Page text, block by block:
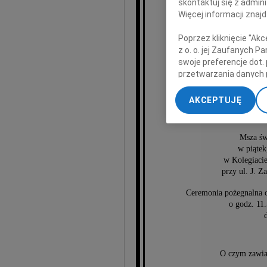
Msza
w
w
przy ul. J.
Ceremonia
o godz.
O czym
skontaktuj się z
Więcej informacji
Poprzez kliknięcie
z o. o. jej Zaufanych
swoje preferencje dot.
przetwarzania danych
„Ustawienia
My, nasi Zaufani
dokładnych danych
Przechowywanie
treści, badnie
AKCEPTUJĘ